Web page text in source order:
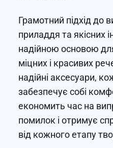
Грамотний підхід до
приладдя та якісних
надійною основою
міцних і красивих
надійні аксесуари,
забезпечує собі
економить час на
помилок і отримує
від кожного етапу